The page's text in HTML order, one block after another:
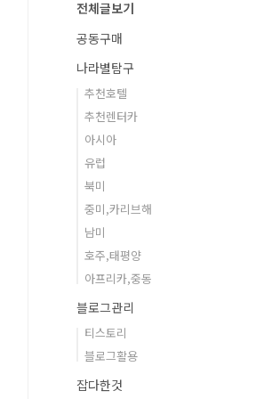
전체글보기
공동구매
나라별탐구
추천호텔
추천렌터카
아시아
유럽
북미
중미,카리브해
남미
호주,태평양
아프리카,중동
블로그관리
티스토리
블로그활용
잡다한것